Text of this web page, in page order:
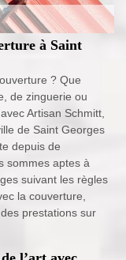
à Saint
? Que
de zinguerie ou
Artisan Schmitt,
de Saint Georges
depuis de
sommes aptes à
suivant les règles
la couverture,
prestations sur